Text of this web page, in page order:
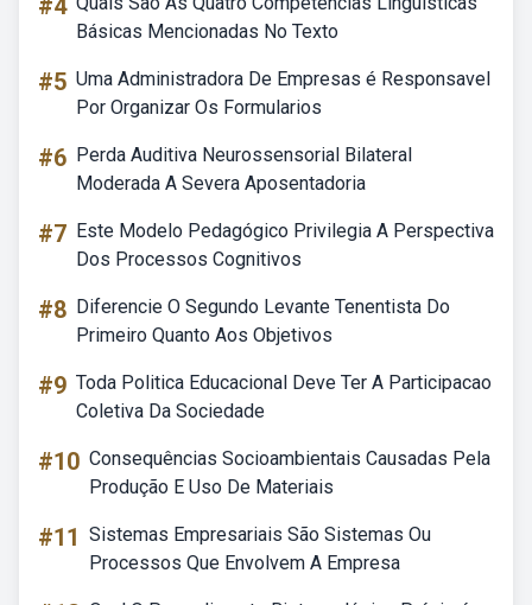
#4
Básicas Mencionadas No Texto
#5 Uma Administradora De Empresas é Responsavel
Por Organizar Os Formularios
#6 Perda Auditiva Neurossensorial Bilateral
Moderada A Severa Aposentadoria
#7 Este Modelo Pedagógico Privilegia A Perspectiva
Dos Processos Cognitivos
#8 Diferencie O Segundo Levante Tenentista Do
Primeiro Quanto Aos Objetivos
#9 Toda Politica Educacional Deve Ter A Participacao
Coletiva Da Sociedade
#10 Consequências Socioambientais Causadas Pela
Produção E Uso De Materiais
#11 Sistemas Empresariais São Sistemas Ou
Processos Que Envolvem A Empresa